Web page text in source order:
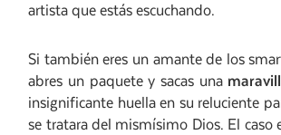
artista que estás escuchando.
Si también eres un amante de los
abres un paquete y sacas una
insignificante huella en su reluciente
se tratara del mismísimo Dios. El caso